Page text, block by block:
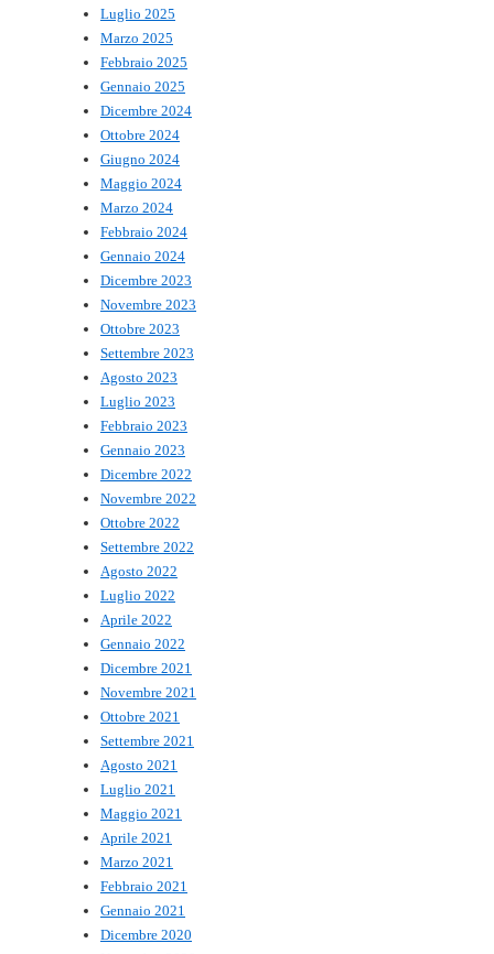
Luglio 2025
Marzo 2025
Febbraio 2025
Gennaio 2025
Dicembre 2024
Ottobre 2024
Giugno 2024
Maggio 2024
Marzo 2024
Febbraio 2024
Gennaio 2024
Dicembre 2023
Novembre 2023
Ottobre 2023
Settembre 2023
Agosto 2023
Luglio 2023
Febbraio 2023
Gennaio 2023
Dicembre 2022
Novembre 2022
Ottobre 2022
Settembre 2022
Agosto 2022
Luglio 2022
Aprile 2022
Gennaio 2022
Dicembre 2021
Novembre 2021
Ottobre 2021
Settembre 2021
Agosto 2021
Luglio 2021
Maggio 2021
Aprile 2021
Marzo 2021
Febbraio 2021
Gennaio 2021
Dicembre 2020